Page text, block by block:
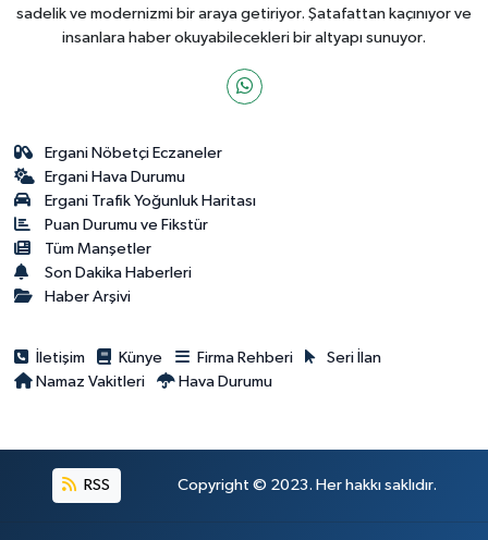
sadelik ve modernizmi bir araya getiriyor. Şatafattan kaçınıyor ve
insanlara haber okuyabilecekleri bir altyapı sunuyor.
Ergani Nöbetçi Eczaneler
Ergani Hava Durumu
Ergani Trafik Yoğunluk Haritası
Puan Durumu ve Fikstür
Tüm Manşetler
Son Dakika Haberleri
Haber Arşivi
İletişim Künye Firma Rehberi
Seri İlan
Namaz Vakitleri
Hava Durumu
RSS Copyright © 2023. Her hakkı saklıdır.